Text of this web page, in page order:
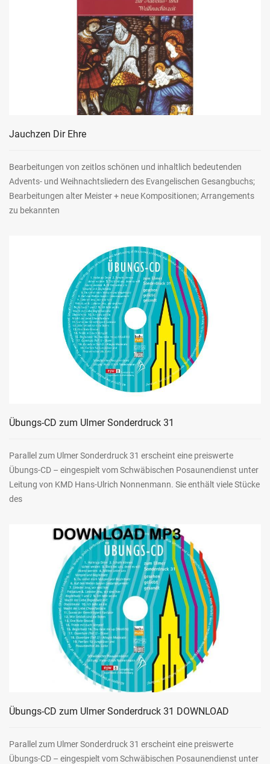
Jauchzen Dir Ehre
Bearbeitungen von zeitlos schönen und inhaltlich bedeutenden
Advents- und Weihnachtsliedern des Evangelischen Gesangbuchs;
Bearbeitungen alter Meister + neue Kompositionen; Arrangements
zu bekannten
Übungs-CD zum Ulmer Sonderdruck 31
Parallel zum Ulmer Sonderdruck 31 erscheint eine preiswerte
Übungs-CD – eingespielt vom Schwäbischen Posaunendienst unter
Leitung von KMD Hans-Ulrich Nonnenmann. Sie enthält viele Stücke
des
Übungs-CD zum Ulmer Sonderdruck 31 DOWNLOAD
Parallel zum Ulmer Sonderdruck 31 erscheint eine preiswerte
Übungs-CD – eingespielt vom Schwäbischen Posaunendienst unter